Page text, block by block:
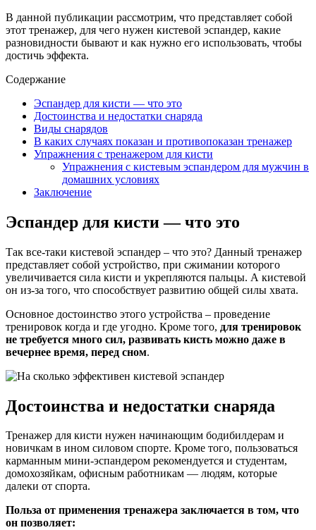
В данной публикации рассмотрим, что представляет собой
этот тренажер, для чего нужен кистевой эспандер, какие
разновидности бывают и как нужно его использовать, чтобы
достичь эффекта.
Содержание
Эспандер для кисти — что это
Достоинства и недостатки снаряда
Виды снарядов
В каких случаях показан и противопоказан тренажер
Упражнения с тренажером для кисти
Упражнения с кистевым эспандером для мужчин в
домашних условиях
Заключение
Эспандер для кисти — что это
Так все-таки кистевой эспандер – что это? Данный тренажер
представляет собой устройство, при сжимании которого
увеличивается сила кисти и укрепляются пальцы. А кистевой
он из-за того, что способствует развитию общей силы хвата.
Основное достоинство этого устройства – проведение
тренировок когда и где угодно. Кроме того, для тренировок
не требуется много сил, развивать кисть можно даже в
вечернее время, перед сном.
Достоинства и недостатки снаряда
Тренажер для кисти нужен начинающим бодибилдерам и
новичкам в ином силовом спорте. Кроме того, пользоваться
карманным мини-эспандером рекомендуется и студентам,
домохозяйкам, офисным работникам — людям, которые
далеки от спорта.
Польза от применения тренажера заключается в том, что
он позволяет: